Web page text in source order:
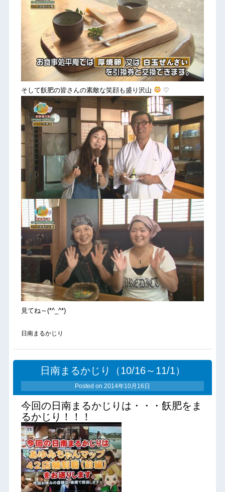
そして飫肥の皆さんの素敵な笑顔も盛り沢山 ♡
見てね～(*^_^*)
日南まるかじり
日南まるかじり（10/16～11/1）
Posted on 2014年10月16日
今回の日南まるかじりは・・・飫肥をま
るかじり！！！